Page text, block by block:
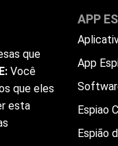
que
Você
que eles
esta
APP
App
Espiao
Espião